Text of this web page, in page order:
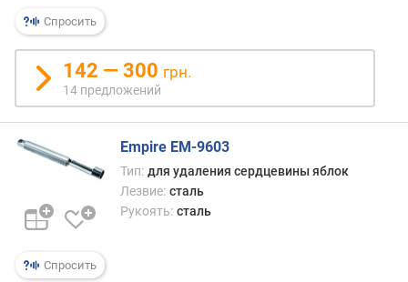
к
о
л
и
ч
е
т
в
с
Спросить
142 — 300 грн.
14 предложений
Спросить
Empire EM-9603
Тип: для удаления сердцевины яблок
Лезвие: сталь
Рукоять: сталь